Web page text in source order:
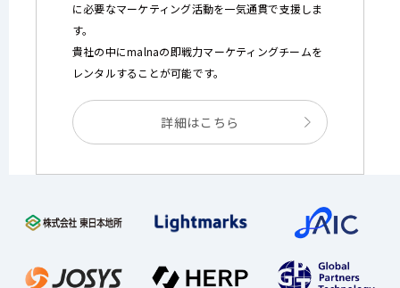
に必要なマーケティング活動を一気通貫で支援しま
す。
貴社の中にmalnaの即戦力マーケティングチームを
レンタルすることが可能です。
詳細はこちら